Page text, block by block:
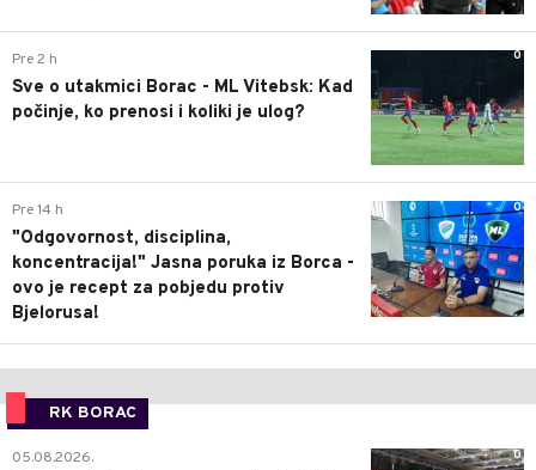
0
Pre 2 h
Sve o utakmici Borac - ML Vitebsk: Kad
počinje, ko prenosi i koliki je ulog?
0
Pre 14 h
"Odgovornost, disciplina,
koncentracija!" Jasna poruka iz Borca -
ovo je recept za pobjedu protiv
Bjelorusa!
RK BORAC
0
05.08.2026.